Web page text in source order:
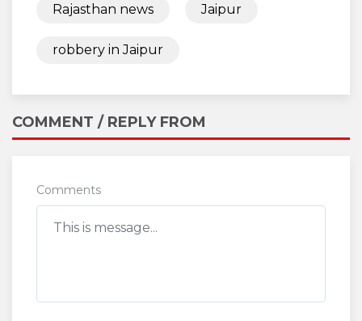
Rajasthan news Jaipur
robbery in Jaipur
COMMENT / REPLY FROM
Comments